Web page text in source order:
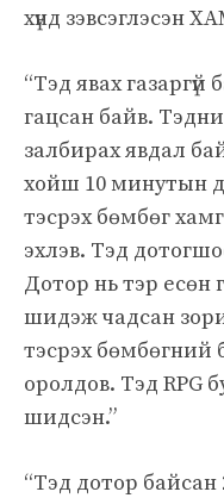
хүнд зэвсэглэсэн
“Тэд явах газаргүй
гацсан байв.
залбирах явдал
хойш 10 минутын
тэсрэх бөмбөг
эхлэв. Тэд
Дотор нь тэр
шидэж чадсан
тэсрэх бөмбөгний
оролдов. Тэд RPG
шидсэн.”
“Тэд дотор байсан